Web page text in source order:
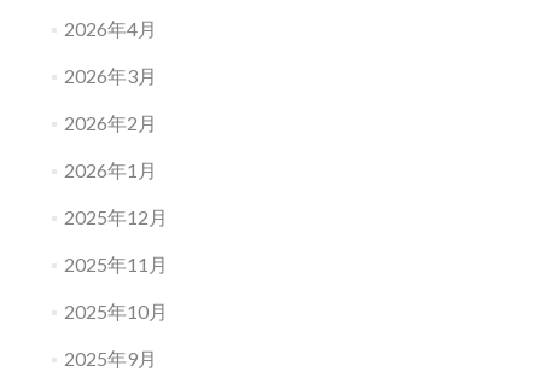
2026年4月
2026年3月
2026年2月
2026年1月
2025年12月
2025年11月
2025年10月
2025年9月